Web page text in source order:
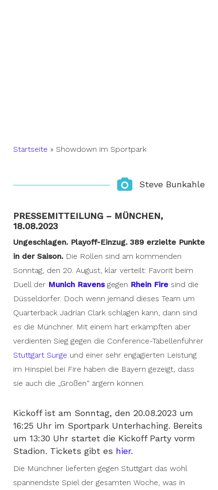
Startseite » Showdown im Sportpark
Steve Bunkahle
PRESSEMITTEILUNG – MÜNCHEN,
18.08.2023
Ungeschlagen. Playoff-Einzug. 389 erzielte Punkte
in der Saison.Die Rollen sind am kommenden
Sonntag, den 20. August, klar verteilt: Favorit beim
Duell der Munich Ravensgegen Rhein Firesind die
Düsseldorfer. Doch wenn jemand dieses Team um
Quarterback Jadrian Clark schlagen kann, dann sind
es die Münchner. Mit einem hart erkämpften aber
verdienten Sieg gegen die Conference-Tabellenführer
Stuttgart Surge und einer sehr engagierten Leistung
im Hinspiel bei Fire haben die Bayern gezeigt, dass
sie auch die „Großen“ ärgern können.
Kickoff ist am Sonntag, den 20.08.2023 um
16:25 Uhr im Sportpark Unterhaching. Bereits
um 13:30 Uhr startet die Kickoff Party vorm
Stadion. Tickets gibt es hier.
Die Münchner lieferten gegen Stuttgart das wohl
spannendste Spiel der gesamten Woche, was in